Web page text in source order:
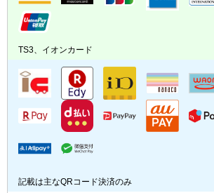
TS3、イオンカード
記載は主なQRコード決済のみ